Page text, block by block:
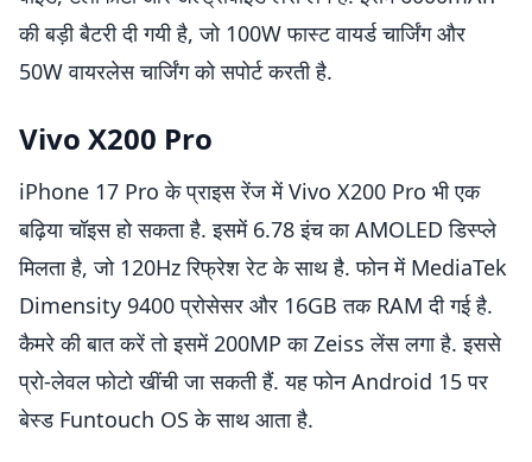
की बड़ी बैटरी दी गयी है, जो 100W फास्ट वायर्ड चार्जिंग और
50W वायरलेस चार्जिंग को सपोर्ट करती है.
Vivo X200 Pro
iPhone 17 Pro के प्राइस रेंज में Vivo X200 Pro भी एक
बढ़िया चॉइस हो सकता है. इसमें 6.78 इंच का AMOLED डिस्प्ले
मिलता है, जो 120Hz रिफ्रेश रेट के साथ है. फोन में MediaTek
Dimensity 9400 प्रोसेसर और 16GB तक RAM दी गई है.
कैमरे की बात करें तो इसमें 200MP का Zeiss लेंस लगा है. इससे
प्रो-लेवल फोटो खींची जा सकती हैं. यह फोन Android 15 पर
बेस्ड Funtouch OS के साथ आता है.